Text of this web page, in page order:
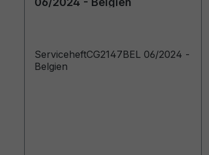
ServiceheftCG2147BEL 06/2024 -
Belgien